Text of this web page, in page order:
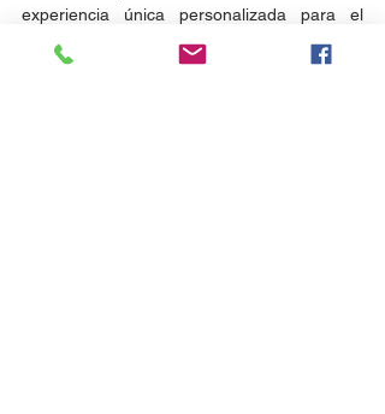
experiencia única personalizada para el
viajero digital y las técnicas de Marketing
más avanzadas en el sector, entre otras